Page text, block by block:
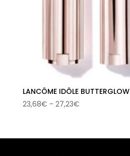
LANCÔME IDÔLE BUTTERGLOW
23,68€ - 27,23€Rango
desde